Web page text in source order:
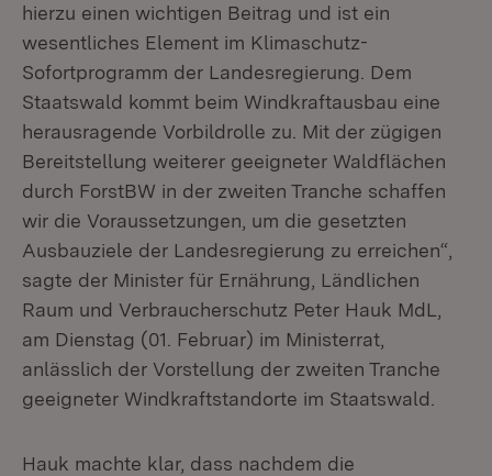
hierzu einen wichtigen Beitrag und ist ein
wesentliches Element im Klimaschutz-
Sofortprogramm der Landesregierung. Dem
Staatswald kommt beim Windkraftausbau eine
herausragende Vorbildrolle zu. Mit der zügigen
Bereitstellung weiterer geeigneter Waldflächen
durch ForstBW in der zweiten Tranche schaffen
wir die Voraussetzungen, um die gesetzten
Ausbauziele der Landesregierung zu erreichen“,
sagte der Minister für Ernährung, Ländlichen
Raum und Verbraucherschutz Peter Hauk MdL,
am Dienstag (01. Februar) im Ministerrat,
anlässlich der Vorstellung der zweiten Tranche
geeigneter Windkraftstandorte im Staatswald.
Hauk machte klar, dass nachdem die